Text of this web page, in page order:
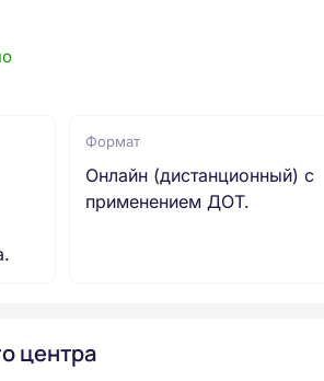
Формат
Онлайн (дистанционный) с
применением ДОТ.
центра